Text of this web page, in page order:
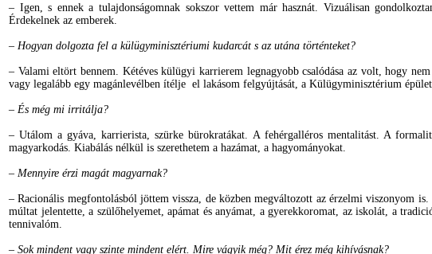
– Igen, s ennek a tulajdonságomnak sokszor vettem már hasznát. Vizuálisan
Érdekelnek az emberek.
– Hogyan dolgozta fel a külügyminisztériumi kudarcát s az utána történteket?
– Valami eltört bennem. Kétéves külügyi karrierem legnagyobb csalódása az volt, hogy
vagy legalább egy magánlevélben ítélje el lakásom felgyújtását, a Külügyminisztérium
– És még mi irritálja?
– Utálom a gyáva, karrierista, szürke bürokratákat. A fehérgalléros mentalitást. A
magyarkodás. Kiabálás nélkül is szerethetem a hazámat, a hagyományokat.
– Mennyire érzi magát magyarnak?
– Racionális megfontolásból jöttem vissza, de közben megváltozott az érzelmi viszonyom
múltat jelentette, a szülőhelyemet, apámat és anyámat, a gyerekkoromat, az iskolát, a
tennivalóm.
– Sok mindent vagy szinte mindent elért. Mire vágyik még? Mit érez még kihívásnak?